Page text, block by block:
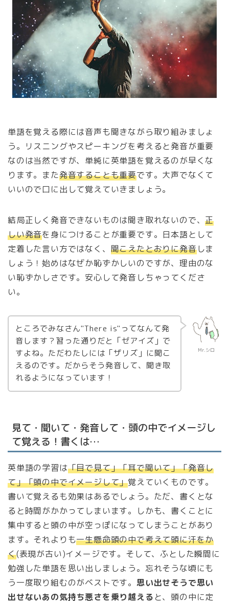
単語を覚える際には音声も聞きながら取り組みましょ
う。リスニングやスピーキングを考えると発音が重要
なのは当然ですが、単純に英単語を覚えるのが早くな
ります。また発音することも重要です。大声でなくて
いいので口に出して覚えていきましょう。
結局正しく発音できないものは聞き取れないので、正
しい発音を身につけることが重要です。日本語として
定着した言い方ではなく、 聞こえたとおりに発音しま
しょう！始めはなぜか恥ずかしいのですが、理由のな
い恥ずかしさです。安心して発音しちゃってくださ
い。
Mr.シロ
ところでみなさん"There is"ってなんて発
音します？習った通りだと「ゼアイズ」で
すよね。ただわたしには「ザリズ」に聞こ
えるのです。だからそう発音して、聞き取
れるようになっています！
見て・聞いて・発音して・頭の中でイメージし
て覚える！書くは…
英単語の学習は「目で見て」「耳で聞いて」「発音し
て」「頭の中でイメージして」覚えていくものです。
書いて覚えるも効果はあるでしょう。ただ、書くとな
ると時間がかかってしまいます。しかも、書くことに
集中すると頭の中が空っぽになってしまうことがあり
ます。それよりも一生懸命頭の中で考えて頭に汗をか
く(表現が古い)イメージです。そして、ふとした瞬間に
勉強した単語を思い出しましょう。忘れそうな頃にも
う一度取り組むのがベストです。思い出せそうで思い
出せないあの気持ち悪さを乗り越えると、頭の中に定